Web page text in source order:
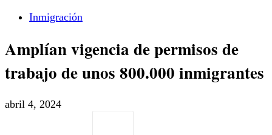
Inmigración
Amplían vigencia de permisos de
trabajo de unos 800.000 inmigrantes
abril 4, 2024